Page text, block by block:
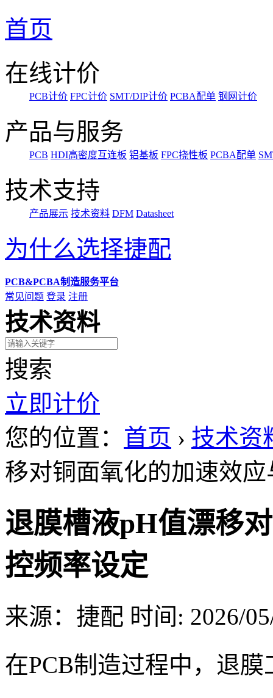
首页
在线计价
PCB计价 FPC计价 SMT/DIP计价 PCBA配单 钢网计价
产品与服务
PCB HDI高密度互连板 铝基板 FPC挠性板 PCBA配单
技术支持
产品展示 技术资料 DFM Datasheet
为什么选择捷配
PCB&PCBA制造服务平台
常见问题 登录 注册
技术资料
搜索
立即计价
您的位置： 首页 › 技术资
移对铜面氧化的加速效
退膜槽液pH值漂移
控频率设定
来源：捷配 时间: 2026/
在PCB制造过程中，退